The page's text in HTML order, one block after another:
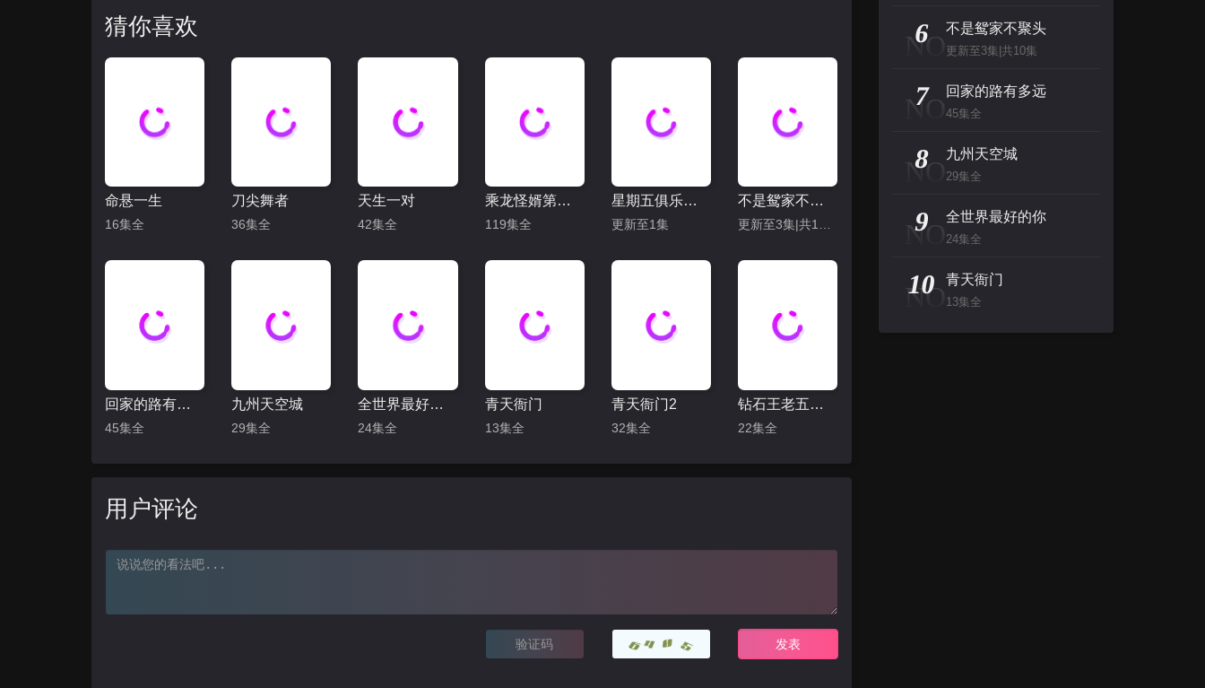
百变的七仓同学
主演：早见沙织,冈本信彦
猜你喜欢
命悬一生
16集全
刀尖舞者
36集全
天生一对
42集全
乘龙怪婿第二季
119集全
星期五俱乐部17：善良赢得人心
更新至1集
不是鸳家不聚头
回家的路有多远
45集全
九州天空城
29集全
全世界最好的你
24集全
青天衙门
13集全
青天衙门2
32集全
钻石王老五的艰难爱情
22集全
用户评论
NO
6 不是鸳家不聚头
更新至3集|共10集
NO
7 回家的路有多远
45集全
NO
8 九州天空城
29集全
NO
9 全世界最好的你
24集全
NO
10 青天衙门
13集全